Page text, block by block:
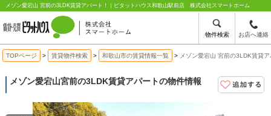
物件検索 お店へ連絡
メゾン愛宕山 宮前の3LDK賃貸アパート！｜ピタットハウス和歌山駅前店 株式会社スマートホーム
TOPページ 賃貸物件検索 和歌山市の賃貸情報一覧 メゾン愛宕山 宮前の3LDK賃貸
メゾン愛宕山宮前の3LDK賃貸アパートの物件情報